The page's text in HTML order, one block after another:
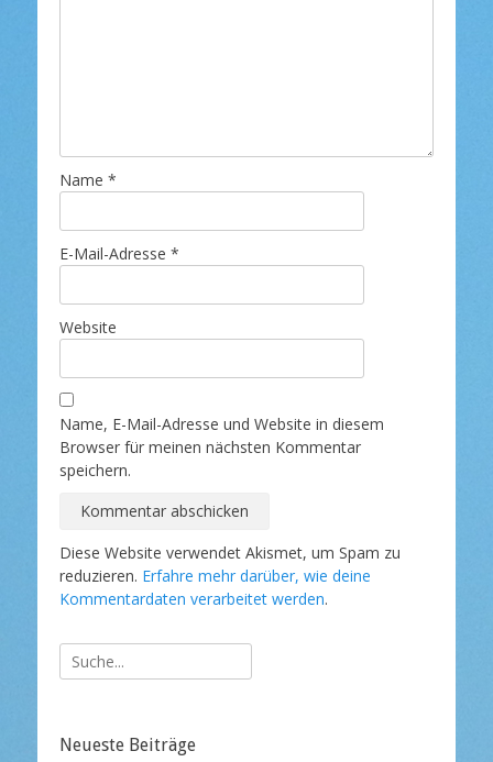
Name *
E-Mail-Adresse *
Website
Name, E-Mail-Adresse und Website in diesem
Browser für meinen nächsten Kommentar
speichern.
Diese Website verwendet Akismet, um Spam zu
reduzieren. Erfahre mehr darüber, wie deine
Kommentardaten verarbeitet werden.
Suche
nach:
Neueste Beiträge